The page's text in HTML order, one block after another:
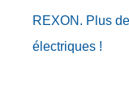
REXON. Plus
électriques !